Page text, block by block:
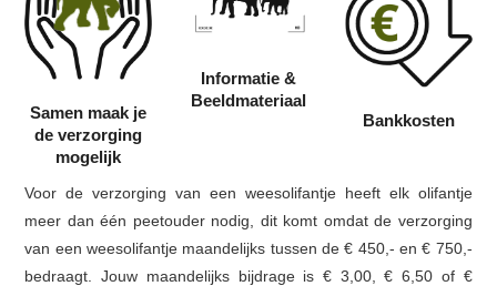
Samen maak je
de verzorging
mogelijk
Informatie &
Beeldmateriaal
Bankkosten
Voor de verzorging van een weesolifantje heeft elk olifantje
meer dan één peetouder nodig, dit komt omdat de verzorging
van een weesolifantje maandelijks tussen de € 450,- en € 750,-
bedraagt. Jouw maandelijks bijdrage is € 3,00, € 6,50 of €